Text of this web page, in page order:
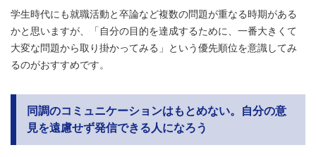
学生時代にも就職活動と卒論など複数の問題が重なる時期がある
かと思いますが、「自分の目的を達成するために、一番大きくて
大変な問題から取り掛かってみる」という優先順位を意識してみ
るのがおすすめです。
同調のコミュニケーションはもとめない。自分の意
見を遠慮せず発信できる人になろう